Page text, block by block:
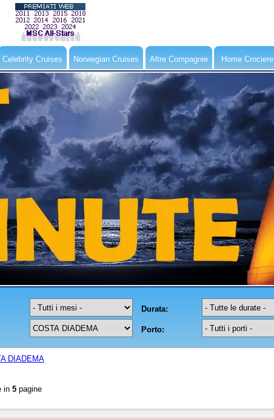
Celebrity Cruises Norwegian Cruises Altre Compagnie Home Crociere
DIADEMA
in 5 pagine